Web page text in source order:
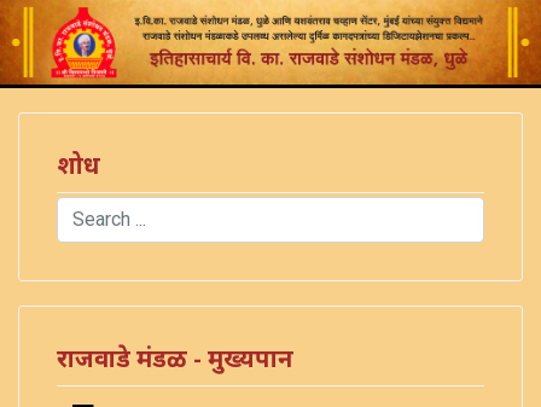
शोध
Search
राजवाडे मंडळ - मुख्यपान